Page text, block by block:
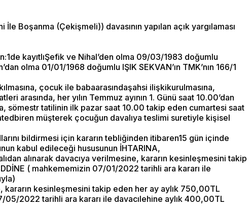
Boşanma (Çekişmeli)) davasının yapılan açık yargılaması
kayıtlıŞefik ve Nihal’den olma 09/03/1983 doğumlu
olma 01/01/1968 doğumlu IŞIK SEKVAN’ın TMK’nın 166/1
çocuk ile babaarasındaşahsi ilişkikurulmasına,
arasında, her yılın Temmuz ayının 1. Günü saat 10.00’dan
sömestr tatilinin ilk pazar saat 10.00 takip eden cumartesi saat
müşterek çocuğun davalıya teslimi suretiyle kişisel
bildirmesi için kararın tebliğinden itibaren15 gün içinde
kabul edileceği hususunun İHTARINA,
alınarak davacıya verilmesine, kararın kesinleşmesini takip
( mahkememizin 07/01/2022 tarihli ara kararı ile
kararın kesinleşmesini takip eden her ay aylık 750,00TL
05/2022 tarihli ara kararı ile davacılehine aylık 400,00TL